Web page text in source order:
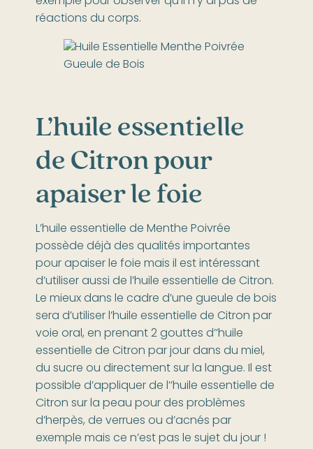
réactions du corps.
L’huile essentielle
de Citron pour
apaiser le foie
L’huile essentielle de Menthe Poivrée
possède déjà des qualités importantes
pour apaiser le foie mais il est intéressant
d’utiliser aussi de l’huile essentielle de Citron.
Le mieux dans le cadre d’une gueule de bois
sera d’utiliser l’huile essentielle de Citron par
voie oral, en prenant 2 gouttes d’’huile
essentielle de Citron par jour dans du miel,
du sucre ou directement sur la langue. Il est
possible d’appliquer de l’’huile essentielle de
Citron sur la peau pour des problèmes
d’herpès, de verrues ou d’acnés par
exemple mais ce n’est pas le sujet du jour !